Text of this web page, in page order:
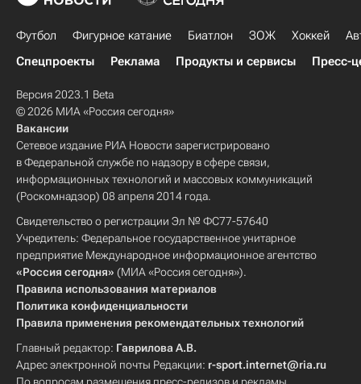
Футбол Фигурное катание Биатлон ЗОЖ Хоккей
Спецпроекты
Реклама Продукты и сервисы Пресс-
Версия 2023.1 Beta
© 2026 МИА «Россия сегодня»
Вакансии
Сетевое издание РИА Новости зарегистрировано
в Федеральной службе по надзору в сфере связи,
информационных технологий и массовых коммуникаций
(Роскомнадзор) 08 апреля 2014 года.
Свидетельство о регистрации Эл № ФС77-57640
Учредитель: Федеральное государственное унитарное
предприятие Международное информационное агентство
«Россия сегодня» (МИА «Россия сегодня»).
Правила использования материалов
Политика конфиденциальности
Правила применения рекомендательных технологий
Главный редактор: Гаврилова А.В.
Адрес электронной почты Редакции: r-sport.internet@ria.ru